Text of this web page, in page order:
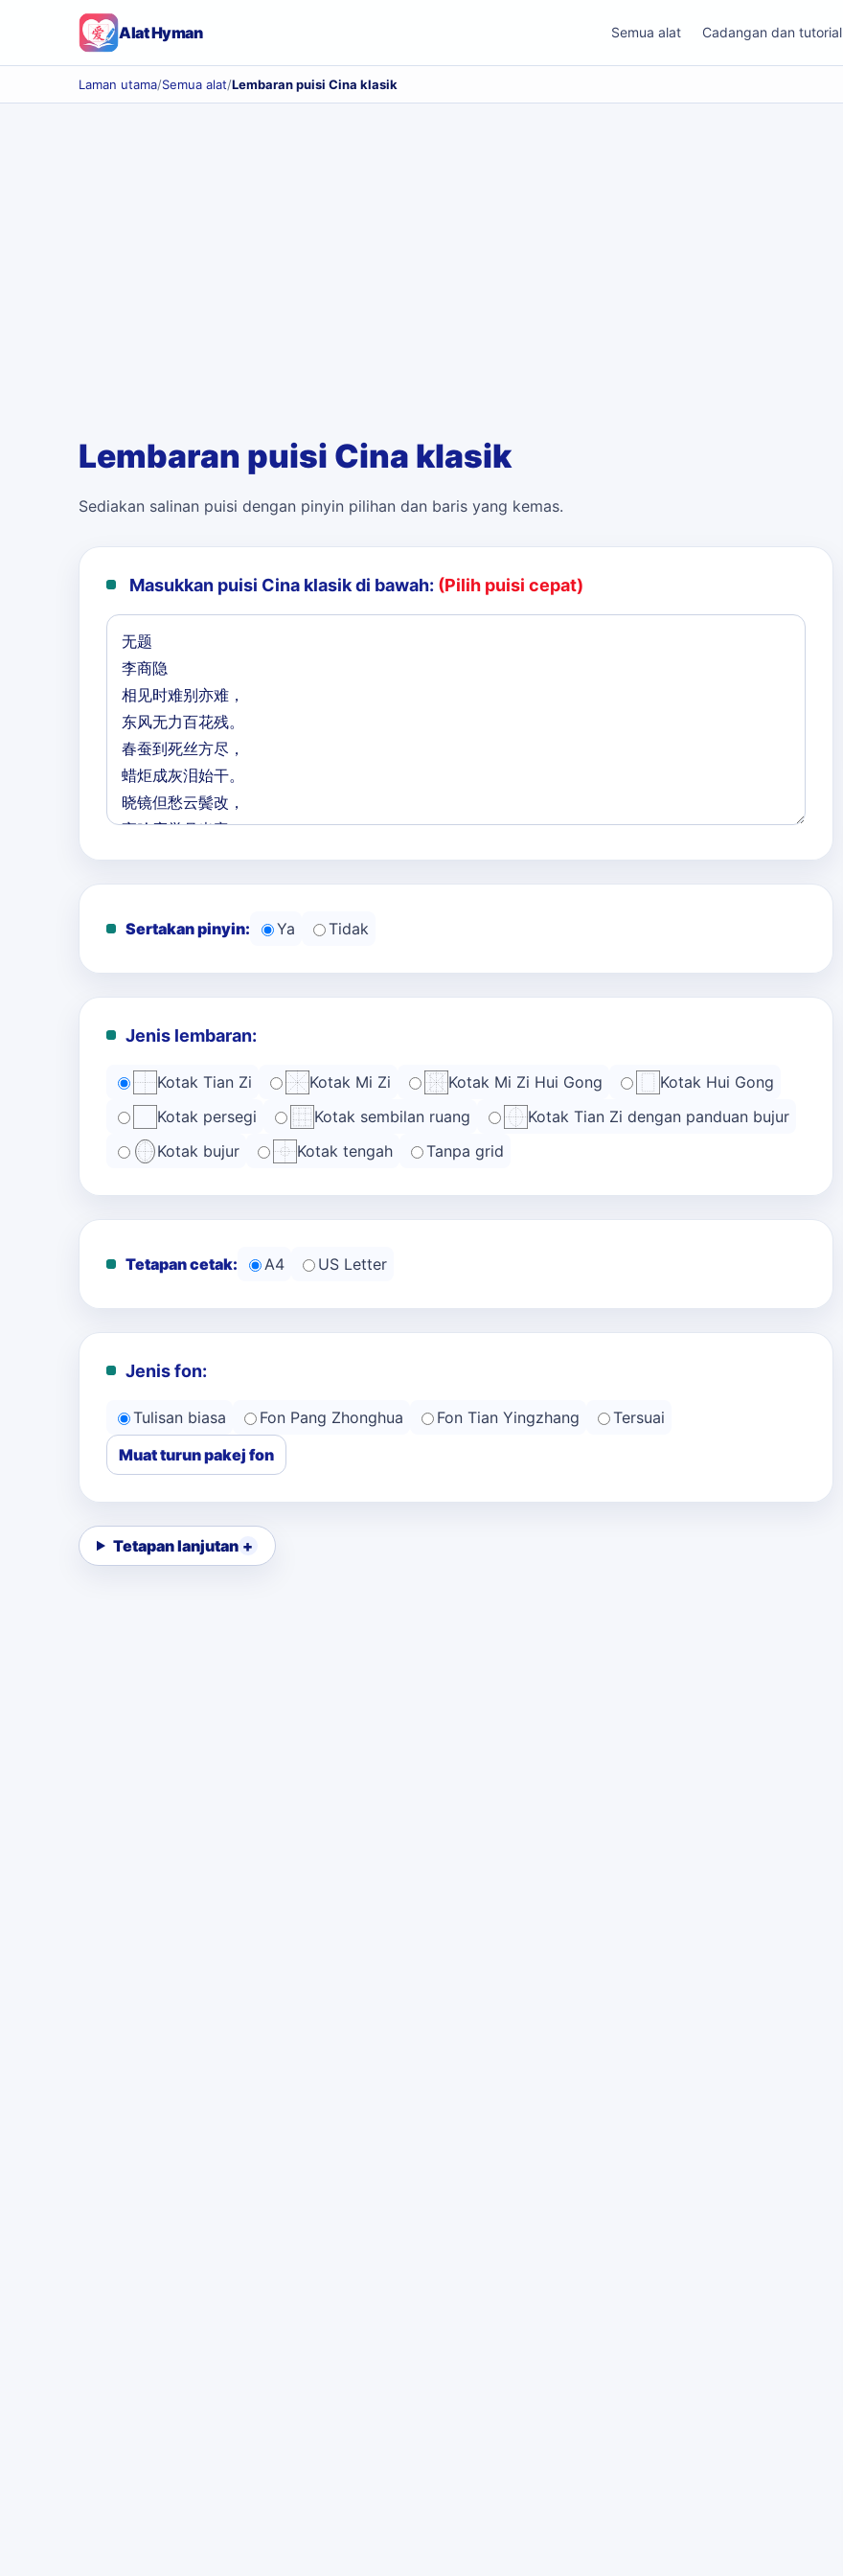
Alat Hyman Semua alat Cadangan dan tutorial
Laman utama/Semua alat/Lembaran puisi Cina klasik
Lembaran puisi Cina klasik
Sediakan salinan puisi dengan pinyin pilihan dan baris yang kemas.
Masukkan puisi Cina klasik di bawah: (Pilih puisi cepat)
Sertakan pinyin: Ya Tidak
Jenis lembaran:
Kotak Tian Zi Kotak Mi Zi Kotak Mi Zi Hui Gong
Kotak Hui Gong
Kotak persegi
Kotak sembilan ruang
Kotak Tian Zi dengan panduan bujur
Kotak bujur
Kotak tengah Tanpa grid
Tetapan cetak: A4 US Letter
Jenis fon:
Tulisan biasa Fon Pang Zhonghua Fon Tian Yingzhang
Tersuai
Muat turun pakej fon
Tetapan lanjutan